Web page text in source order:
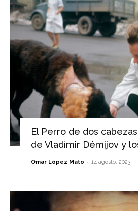
El Perro de dos
de Vladímir Démijov y
Omar López Mato - 14 agosto, 2023